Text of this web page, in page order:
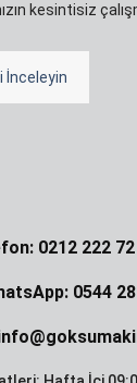
kesintisiz
İnceleyin
0212 222 72
0544